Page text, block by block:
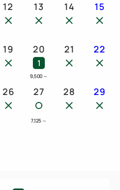
12 13 14 15
19 20
1
9,500 ～
21 22
26 27
7,125 ～
28 29